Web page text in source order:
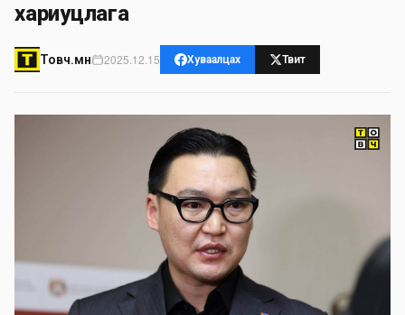
хариуцлага
Товч.мн 2025.12.15 Хуваалцах Твит